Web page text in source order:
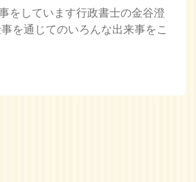
をしています行政書士の金谷澄
を通じてのいろんな出来事をこ